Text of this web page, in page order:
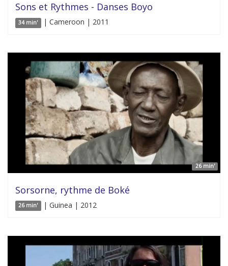
Sons et Rythmes - Danses Boyo
34 min' | Cameroon | 2011
26 min'
Sorsorne, rythme de Boké
26 min' | Guinea | 2012